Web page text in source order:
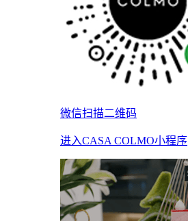
微信扫描二维码
进入CASA COLMO小程序